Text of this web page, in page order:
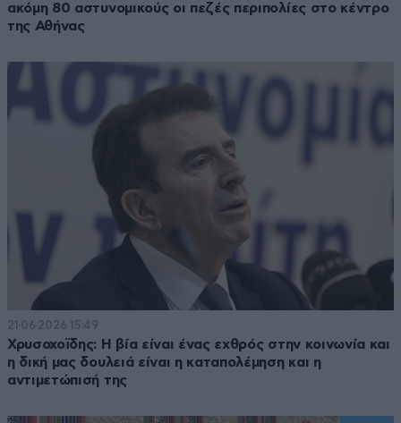
ακόμη 80 αστυνομικούς οι πεζές περιπολίες στο κέντρο
της Αθήνας
21·06·2026 15:49
Χρυσοχοϊδης: Η βία είναι ένας εχθρός στην κοινωνία και
η δική μας δουλειά είναι η καταπολέμηση και η
αντιμετώπισή της